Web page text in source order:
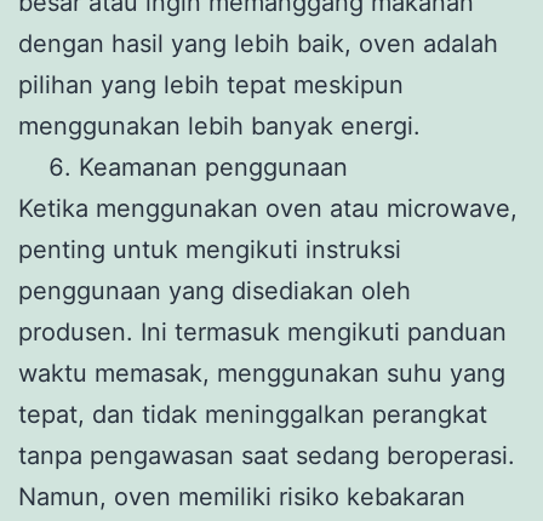
dengan hasil yang lebih baik, oven adalah
pilihan yang lebih tepat meskipun
menggunakan lebih banyak energi.
Keamanan penggunaan
Ketika menggunakan oven atau microwave,
penting untuk mengikuti instruksi
penggunaan yang disediakan oleh
produsen. Ini termasuk mengikuti panduan
waktu memasak, menggunakan suhu yang
tepat, dan tidak meninggalkan perangkat
tanpa pengawasan saat sedang beroperasi.
Namun, oven memiliki risiko kebakaran